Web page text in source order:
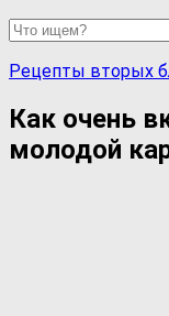
Рецепты вторых
Как очень
молодой